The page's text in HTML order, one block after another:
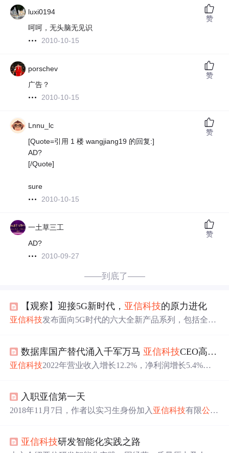
luxi0194
呵呵，无头脑无见识
2010-10-15
赞
porschev
广告？
2010-10-15
赞
Lnnu_lc
[Quote=引用 1 楼 wangjiang19 的回复:]
AD?
[/Quote]
sure
2010-10-15
赞
一土草三工
AD?
2010-09-27
赞
——到底了——
【观察】迎接5G新时代， 亚信科技的原力进化
亚信科技发布面向5G时代的六大全新产品系列，包括全域
络与业务的支撑能力。
数据库国产替代涌入千军万马 亚信科技CEO高念书：非头部企业将难以生存
亚信科技2022年营业收入增长12.2%，净利润增长5.4%。
场，认为 软件化和白盒化是未来趋势，强调其在5G专网和
数据库市场的竞争优势。
入职亚信第一天
2018年11月7日，作者以实习生身份加入 亚信科技有限公司
表达了在公司长期发展的意愿。
亚信科技研发智能化实践之路